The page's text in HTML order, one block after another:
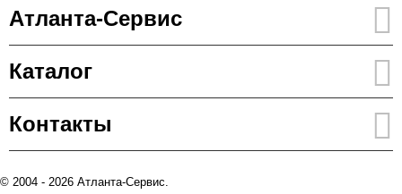
Атланта-Сервис
Каталог
Контакты
© 2004 - 2026 Атланта-Сервис.